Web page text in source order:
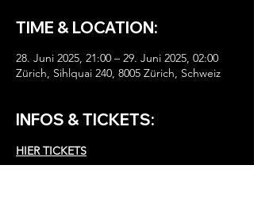
TIME & LOCATION:
28. Juni 2025, 21:00 – 29. Juni 2025, 02:00
Zürich, Sihlquai 240, 8005 Zürich, Schweiz
INFOS & TICKETS:
HIER TICKETS